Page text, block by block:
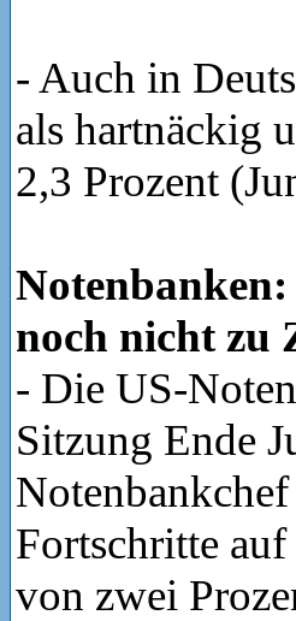
- Auch in
als hartnäckig
2,3 Prozent
noch nicht zu
- Die US-
Sitzung Ende
Fortschritte
von zwei